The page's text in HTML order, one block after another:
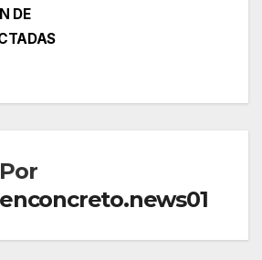
DE
Por
enconcreto.news01